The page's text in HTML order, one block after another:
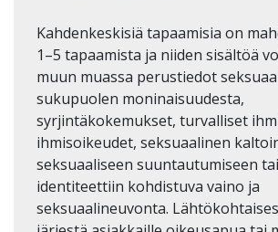
Kahdenkeskisiä tapaamisia on
1–5 tapaamista ja niiden sisältöä
muun muassa perustiedot
sukupuolen moninaisuudesta,
syrjintäkokemukset, turvalliset
ihmisoikeudet, seksuaalinen
seksuaaliseen suuntautumiseen
identiteettiin kohdistuva vaino ja
seksuaalineuvonta.